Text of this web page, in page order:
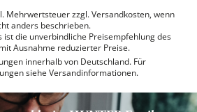
Mehrwertsteuer zzgl. Versandkosten, wenn
anders beschrieben.
ist die unverbindliche Preisempfehlung des
Ausnahme reduzierter Preise.
innerhalb von Deutschland. Für
siehe Versandinformationen.